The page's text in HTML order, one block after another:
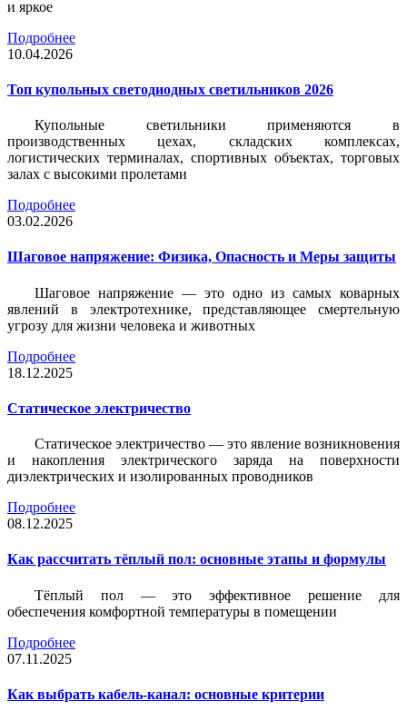
и яркое
Подробнее
10.04.2026
Топ купольных светодиодных светильников 2026
Купольные светильники применяются в
производственных цехах, складских комплексах,
логистических терминалах, спортивных объектах, торговых
залах с высокими пролетами
Подробнее
03.02.2026
Шаговое напряжение: Физика, Опасность и Меры защиты
Шаговое напряжение — это одно из самых коварных
явлений в электротехнике, представляющее смертельную
угрозу для жизни человека и животных
Подробнее
18.12.2025
Статическое электричество
Статическое электричество — это явление возникновения
и накопления электрического заряда на поверхности
диэлектрических и изолированных проводников
Подробнее
08.12.2025
Как рассчитать тёплый пол: основные этапы и формулы
Тёплый пол — это эффективное решение для
обеспечения комфортной температуры в помещении
Подробнее
07.11.2025
Как выбрать кабель-канал: основные критерии